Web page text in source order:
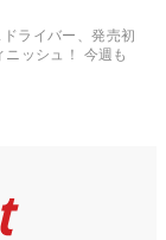
ライバー、発売初
ッシュ！ 今週も